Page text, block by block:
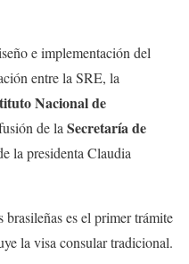
e implementación del
entre la SRE, la
Nacional de
de la Secretaría de
la presidenta Claudia